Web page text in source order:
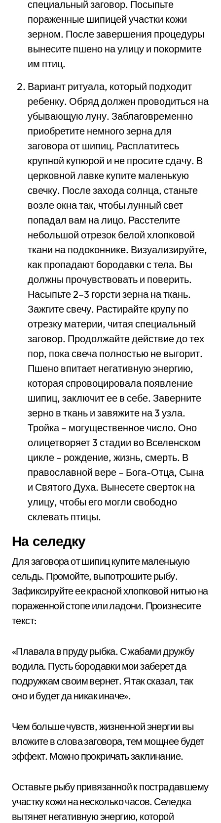
специальный заговор. Посыпьте
пораженные шипицей участки кожи
зерном. После завершения процедуры
вынесите пшено на улицу и покормите
им птиц.
Вариант ритуала, который подходит
ребенку. Обряд должен проводиться на
убывающую луну. Заблаговременно
приобретите немного зерна для
заговора от шипиц. Расплатитесь
крупной купюрой и не просите сдачу. В
церковной лавке купите маленькую
свечку. После захода солнца, станьте
возле окна так, чтобы лунный свет
попадал вам на лицо. Расстелите
небольшой отрезок белой хлопковой
ткани на подоконнике. Визуализируйте,
как пропадают бородавки с тела. Вы
должны прочувствовать и поверить.
Насыпьте 2–3 горсти зерна на ткань.
Зажгите свечу. Растирайте крупу по
отрезку материи, читая специальный
заговор. Продолжайте действие до тех
пор, пока свеча полностью не выгорит.
Пшено впитает негативную энергию,
которая спровоцировала появление
шипиц, заключит ее в себе. Заверните
зерно в ткань и завяжите на 3 узла.
Тройка – могущественное число. Оно
олицетворяет 3 стадии во Вселенском
цикле – рождение, жизнь, смерть. В
православной вере – Бога-Отца, Сына
и Святого Духа. Вынесете сверток на
улицу, чтобы его могли свободно
склевать птицы.
На селедку
Для заговора от шипиц купите маленькую
сельдь. Промойте, выпотрошите рыбу.
Зафиксируйте ее красной хлопковой нитью на
пораженной стопе или ладони. Произнесите
текст:
«Плавала в пруду рыбка. С жабами дружбу
водила. Пусть бородавки мои заберет да
подружкам своим вернет. Я так сказал, так
оно и будет да никак иначе».
Чем больше чувств, жизненной энергии вы
вложите в слова заговора, тем мощнее будет
эффект. Можно прокричать заклинание.
Оставьте рыбу привязанной к пострадавшему
участку кожи на несколько часов. Селедка
вытянет негативную энергию, которой